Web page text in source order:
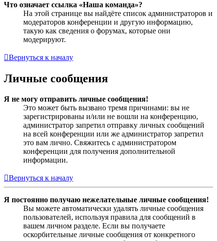
Что означает ссылка «Наша команда»?
На этой странице вы найдёте список администраторов и
модераторов конференции и другую информацию,
такую как сведения о форумах, которые они
модерируют.
Вернуться к началу
Личные сообщения
Я не могу отправить личные сообщения!
Это может быть вызвано тремя причинами: вы не
зарегистрированы и/или не вошли на конференцию,
администратор запретил отправку личных сообщений
на всей конференции или же администратор запретил
это вам лично. Свяжитесь с администратором
конференции для получения дополнительной
информации.
Вернуться к началу
Я постоянно получаю нежелательные личные сообщения!
Вы можете автоматически удалять личные сообщения
пользователей, используя правила для сообщений в
вашем личном разделе. Если вы получаете
оскорбительные личные сообщения от конкретного